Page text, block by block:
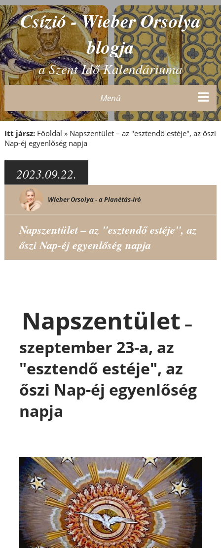
Csízió - Wieber Orsolya
blogja
a Szent Idő Kalendáriuma
Menü
Itt jársz: Főoldal » Napszentület – az "esztendő estéje", az őszi
Nap-éj egyenlőség napja
2023.09.22.
Wieber Orsolya - a Planétás-író
Napszentület – az "esztendő estéje", az
őszi Nap-éj egyenlőség napja
Napszentület –
szeptember 23-a, az
"esztendő estéje", az
őszi Nap-éj egyenlőség
napja